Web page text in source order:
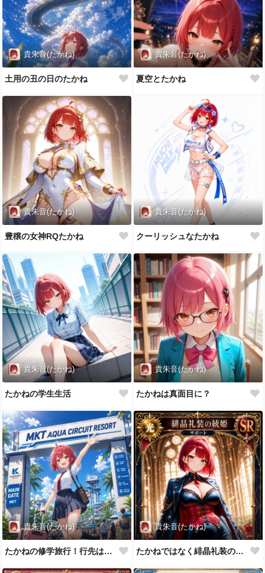
貴朱音(たかね)
土用の丑の日のたかね
貴朱音(たかね)
夏空とたかね
貴朱音(たかね)
豊穣の女神RQたかね
貴朱音(たかね)
クーリッシュなたかね
貴朱音(たかね)
たかねの学生生活
貴朱音(たかね)
たかねは真面目に？
貴朱音(たかね)
たかねの修学旅行！行先は！？
貴朱音(たかね)
たかねではなく緋晶礼装の統姫